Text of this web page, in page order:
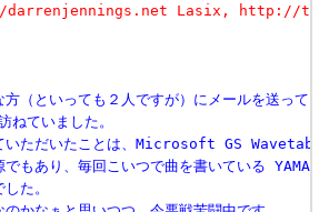
darrenjennings.net Lasix, http://
（といっても２人ですが）にメールを送って
ていました。
いただいたことは、Microsoft GS
もあり、毎回こいつで曲を書いている
た。